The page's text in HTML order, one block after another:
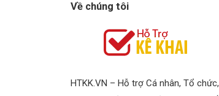
Về chúng tôi
HTKK.VN – Hỗ trợ Cá nhân, Tổ chức,